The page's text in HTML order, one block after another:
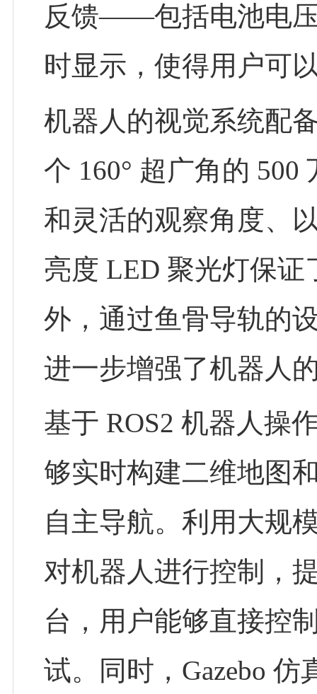
反馈——包括电池电压
时显示，使得用户可
机器人的视觉系统配
个 160° 超广角的
和灵活的观察角度、
亮度 LED 聚光灯保
外，通过鱼骨导轨的
进一步增强了机器人
基于 ROS2 机器人操
够实时构建二维地图
自主导航。利用大规
对机器人进行控制，
台，用户能够直接控
试。同时，Gazebo